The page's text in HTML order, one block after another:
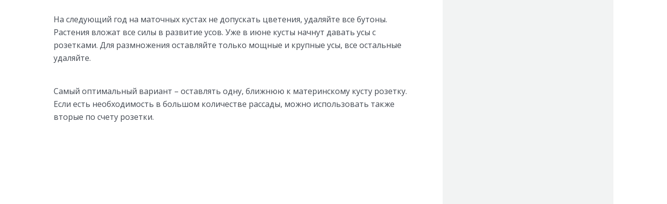
На следующий год на маточных кустах не допускать цветения, удаляйте все бутоны.
Растения вложат все силы в развитие усов. Уже в июне кусты начнут давать усы с
розетками. Для размножения оставляйте только мощные и крупные усы, все остальные
удаляйте.
Самый оптимальный вариант – оставлять одну, ближнюю к материнскому кусту розетку.
Если есть необходимость в большом количестве рассады, можно использовать также
вторые по счету розетки.